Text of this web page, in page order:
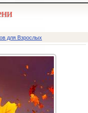
для Взрослых